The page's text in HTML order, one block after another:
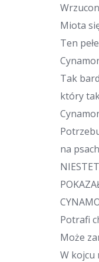
Miota
Ten
Tak
który
na
Potrafi
Może
W kojcu